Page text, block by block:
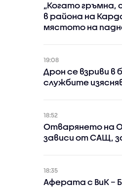
„Когато гръмна,
в района на
мястото на
19:08
Дрон се взриви в
службите
18:52
Отварянето на
зависи от САЩ,
18:35
Аферата с ВиК –